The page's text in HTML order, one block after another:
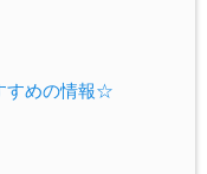
すめの情報☆